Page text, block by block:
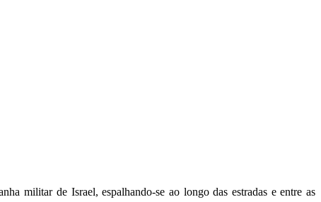
militar de Israel, espalhando-se ao longo das estradas e entre as